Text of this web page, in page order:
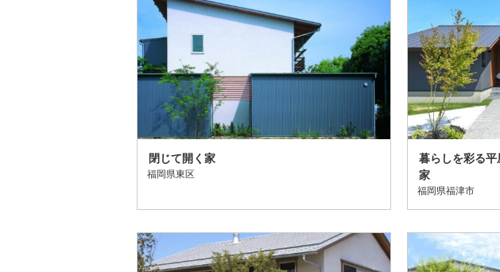
閉じて開く家
福岡県東区
暮らしを彩る平
福岡県福津市